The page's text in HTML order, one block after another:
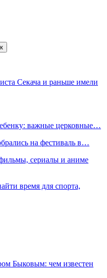
Секача и раньше имели
важные церковные…
на фестиваль в…
сериалы и аниме
время для спорта,
Быковым: чем известен